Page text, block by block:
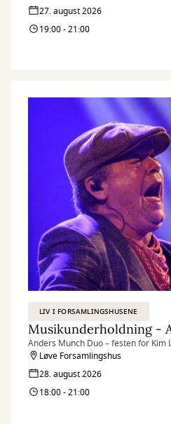
27. august 2026
19:00 - 21:00
LIV I FORSAMLINGSHUSENE
Anders Munch Duo – festen for
Løve Forsamlingshus
28. august 2026
18:00 - 21:00